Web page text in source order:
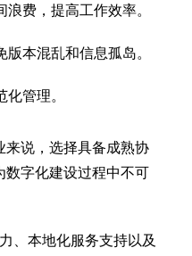
费，提高工作效率。
本混乱和信息孤岛。
管理。
来说，选择具备成熟协
数字化建设过程中不可
、本地化服务支持以及